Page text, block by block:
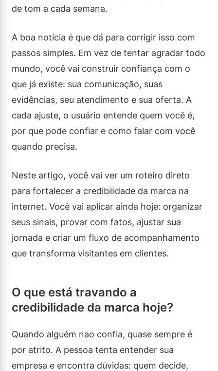
de tom a cada semana.
A boa notícia é que dá para corrigir isso com
passos simples. Em vez de tentar agradar todo
mundo, você vai construir confiança com o
que já existe: sua comunicação, suas
evidências, seu atendimento e sua oferta. A
cada ajuste, o usuário entende quem você é,
por que pode confiar e como falar com você
quando precisa.
Neste artigo, você vai ver um roteiro direto
para fortalecer a credibilidade da marca na
internet. Você vai aplicar ainda hoje: organizar
seus sinais, provar com fatos, ajustar sua
jornada e criar um fluxo de acompanhamento
que transforma visitantes em clientes.
O que está travando a
credibilidade da marca hoje?
Quando alguém nao confia, quase sempre é
por atrito. A pessoa tenta entender sua
empresa e encontra dúvidas: quem decide,